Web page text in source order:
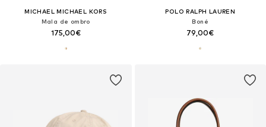
MICHAEL MICHAEL KORS
Mala de ombro
175,00€
POLO RALPH LAUREN
Boné
79,00€